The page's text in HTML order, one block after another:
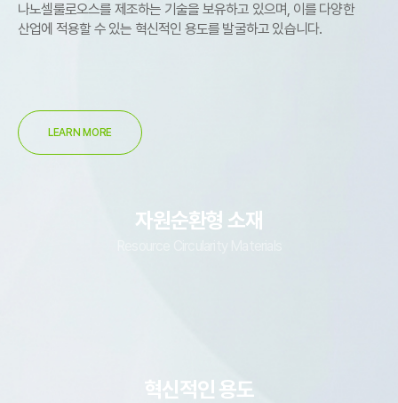
자원순환형 소재
혁신적인 용도
나노셀룰로오스를 제조하는 기술을 보유하고 있으며, 이를 다양한
산업에 적용할 수 있는 혁신적인 용도를 발굴하고 있습니다.
LEARN MORE